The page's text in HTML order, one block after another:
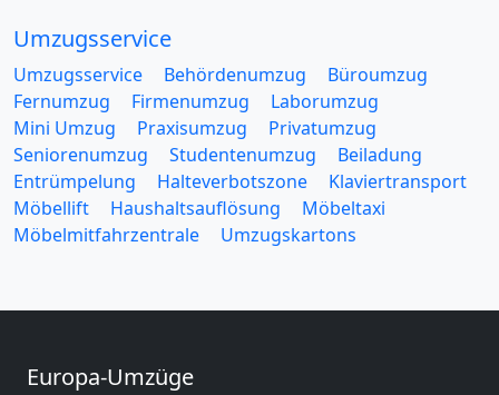
Umzugsservice
Umzugsservice Behördenumzug
Büroumzug
Fernumzug
Firmenumzug
Laborumzug
Mini Umzug
Praxisumzug
Privatumzug
Seniorenumzug
Studentenumzug
Beiladung
Entrümpelung
Halteverbotszone
Klaviertransport
Möbellift
Haushaltsauflösung
Möbeltaxi
Möbelmitfahrzentrale
Umzugskartons
Europa-Umzüge